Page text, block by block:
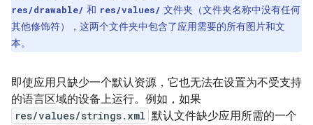
res/drawable/ 和 res/values/ 文件夹（文件夹名称中没有任何
其他修饰符），这两个文件夹中包含了应用需要的所有图片和文
本。
即使应用只缺少一个默认资源，它也无法在设置为不受支持
的语言区域的设备上运行。例如，如果
res/values/strings.xml 默认文件缺少应用所需的一个